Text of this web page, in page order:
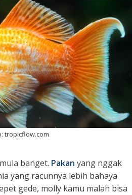
tropicflow.com
banget. Pakan yang nggak
yang racunnya lebih bahaya
gede, molly kamu malah bisa